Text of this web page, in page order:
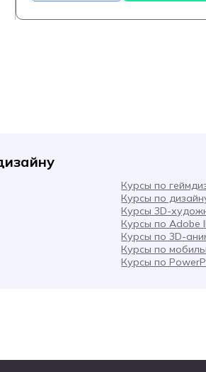
создавать аранжировки и
Курсы по
Курсы по
Курсы 3D-
Курсы по Adobe
Курсы по 3D-
Курсы по
Курсы по